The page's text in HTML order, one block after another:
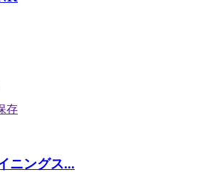
ニングス...